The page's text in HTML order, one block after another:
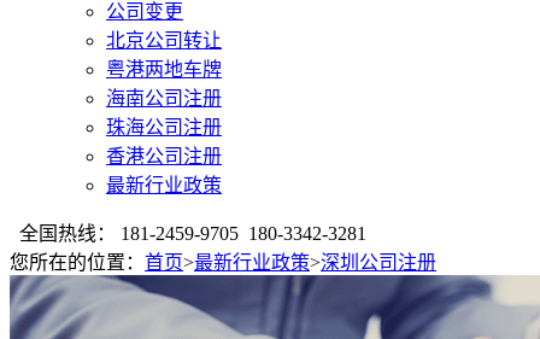
公司变更
北京公司转让
粤港两地车牌
海南公司注册
珠海公司注册
香港公司注册
最新行业政策
全国热线： 181-2459-9705 180-3342-3281
您所在的位置： 首页>最新行业政策>深圳公司注册